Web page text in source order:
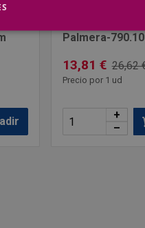
Palmera-
13,81 € 26,62
Precio por 1 ud
+
–